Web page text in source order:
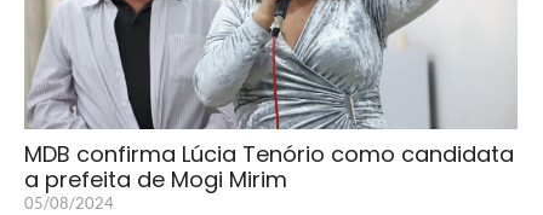
MDB confirma Lúcia Tenório como candidata
a prefeita de Mogi Mirim
05/08/2024